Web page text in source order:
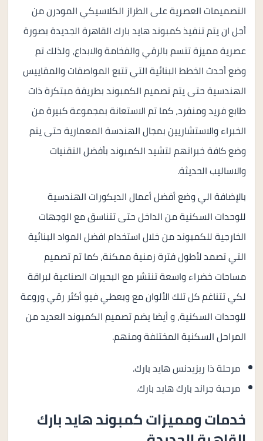
التصميمات العصرية على الطراز الكلاسيكي المودرن من
أجل ان يتم تنفيذ كمبوند هايد بارك القاهرة الجديدة بصورة
عصرية مميزة تتسم بالرقي والفخامة والابداع، ولذلك تم
وضع أحدث الخطط البنائية التي تتبع المواصفات والمقاييس
الهندسية حتى يتم تصميم الكمبوند بطريقة مبتكرة ذات
طابع فريد ومنفرد، كما تم الاستعانة بمجموعة كبيرة من
الخبراء والاستشاريين بمجال الهندسة المعمارية حتى يتم
وضع كافة خبراتهم لتشيد الكمبوند بأفضل التقنيات
والاساليب الحديثة.
بالإضافة الي وضع أفضل أعمال الديكورات الهندسية
للوحدات السكنية من الداخل حتى تتناسق مع الوجهات
الخارجية للكمبوند من خلال استخدام افضل المواد البنائية
التي تصمد لأطول فترة زمنية ممكنة، كما تم تصميم
مساحات خضراء واسعة تنتشر مع البحيرات الصناعية لبراقة
لكي تتناغم كل تلك الألوان مع وبعطي فيو أكثر رقي وروعة
للوحدات السكنية، و أيضا يضم تصميم الكمبوند العديد من
المراحل السكنية المختلفة ومنهم.
مرحلة ذا ريزيدنس هايد بارك.
مرحبة جراند بارك هايد بارك.
خدمات ومميزات كمبوند هايد بارك